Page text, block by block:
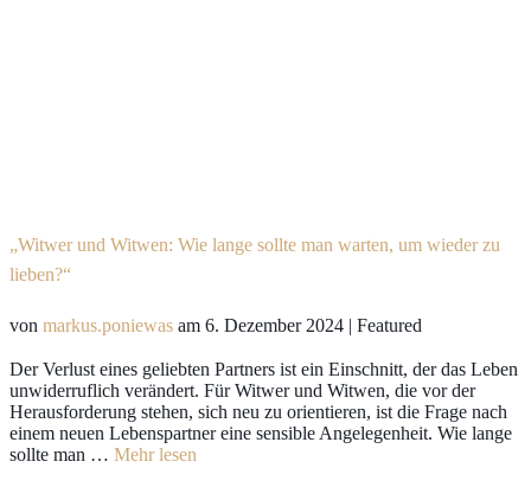
„Witwer und Witwen: Wie lange sollte man warten, um wieder zu
lieben?“
von markus.poniewas am 6. Dezember 2024 | Featured
Der Verlust eines geliebten Partners ist ein Einschnitt, der das Leben
unwiderruflich verändert. Für Witwer und Witwen, die vor der
Herausforderung stehen, sich neu zu orientieren, ist die Frage nach
einem neuen Lebenspartner eine sensible Angelegenheit. Wie lange
sollte man … Mehr lesen